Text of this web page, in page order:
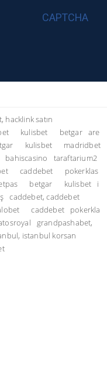
CAPTCHA
hacklink satın
kulisbet betgar
are
kulisbet
madridbet
bahiscasino
taraftarium2
caddebet
pokerklas
betgar kulisbet
i
caddebet, caddebet
caddebet
pokerkla
grandpashabet,
istanbul korsan